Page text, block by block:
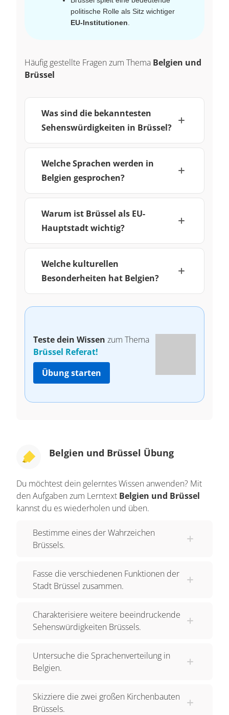
politische Rolle als Sitz wichtiger
EU‑Institutionen
Häufig gestellte Fragen zum Thema Belgien und
Brüssel
Was sind die bekanntesten
Sehenswürdigkeiten in Brüssel?
Welche Sprachen werden in
Belgien gesprochen?
Warum ist Brüssel als EU-
Hauptstadt wichtig?
Welche kulturellen
Besonderheiten hat Belgien?
Teste dein Wissen zum Thema
Brüssel Referat!
Übung starten
Belgien und Brüssel Übung
Du möchtest dein gelerntes Wissen anwenden? Mit
den Aufgaben zum Lerntext Belgien und Brüssel
kannst du es wiederholen und üben.
Bestimme eines der Wahrzeichen
Brüssels.
Fasse die verschiedenen Funktionen der
Stadt Brüssel zusammen.
Charakterisiere weitere beeindruckende
Sehenswürdigkeiten Brüssels.
Untersuche die Sprachenverteilung in
Belgien.
Skizziere die zwei großen Kirchenbauten
Brüssels.